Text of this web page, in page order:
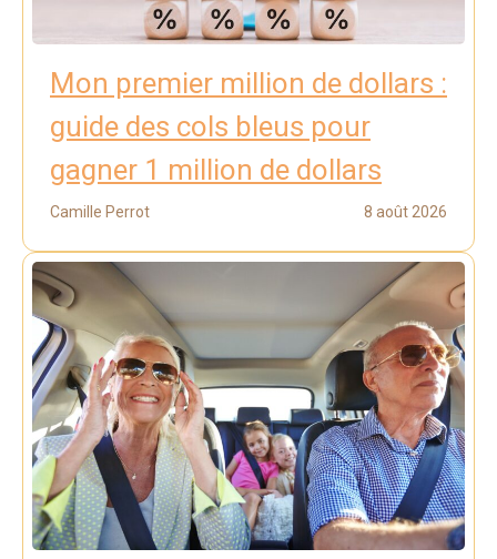
Mon premier million de dollars :
guide des cols bleus pour
gagner 1 million de dollars
Camille Perrot 8 août 2026